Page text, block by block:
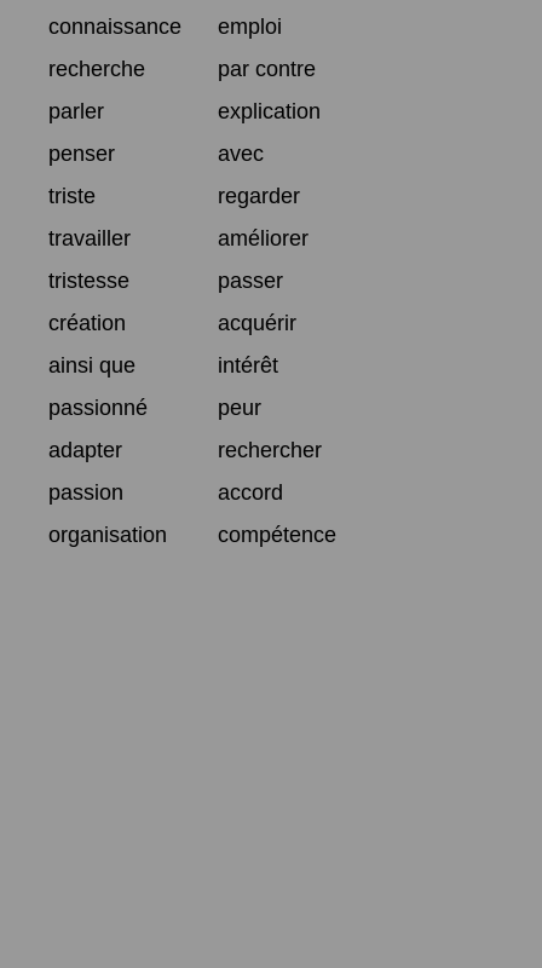
connaissance
emploi
recherche
par contre
parler
explication
penser
avec
triste
regarder
travailler
améliorer
tristesse
passer
création
acquérir
ainsi que
intérêt
passionné
peur
adapter
rechercher
passion
accord
organisation
compétence